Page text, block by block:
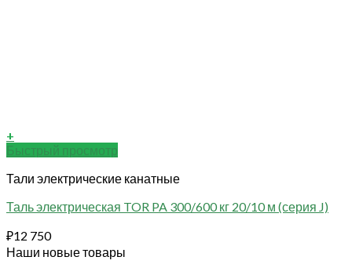
+
Быстрый просмотр
Тали электрические канатные
Таль электрическая TOR PA 300/600 кг 20/10 м (серия J)
₽12 750
Наши новые товары